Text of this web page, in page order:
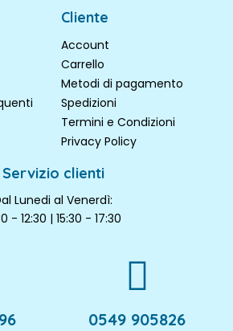
Cliente
Account
Carrello
Metodi di pagamento
Spedizioni
Termini e Condizioni
Privacy Policy
Servizio clienti
Lunedi al Venerdì:
- 12:30 | 15:30 - 17:30
0549 905826